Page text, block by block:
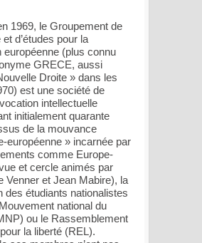
1969, le Groupement de
d’études pour la
européenne (plus connu
GRECE, aussi
Droite » dans les
est une société de
intellectuelle
initialement quarante
de la mouvance
européenne » incarnée par
comme Europe-
et cercle animés par
Venner et Jean Mabire), la
des étudiants nationalistes
national du
ou le Rassemblement
la liberté (REL).